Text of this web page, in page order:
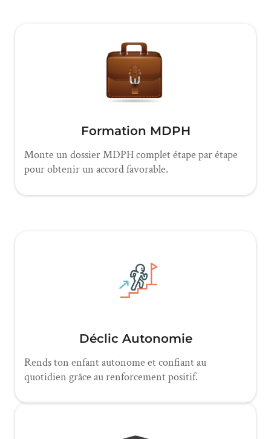
Formation MDPH
Monte un dossier MDPH complet étape par étape
pour obtenir un accord favorable.
Déclic Autonomie
Rends ton enfant autonome et confiant au
quotidien grâce au renforcement positif.